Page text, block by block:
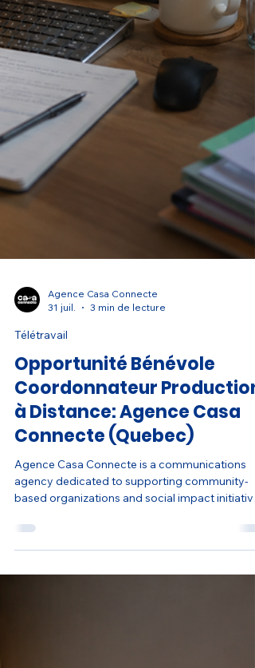
Agence Casa Connecte
31 juil.
3 min de lecture
Télétravail
Opportunité Bénévole
à Distance: Agence Casa